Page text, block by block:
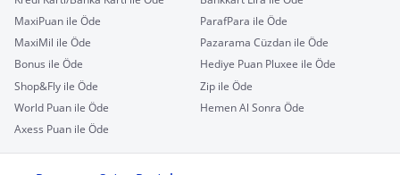
MaxiPuan ile Öde
ParafPara ile Öde
MaxiMil ile Öde
Pazarama Cüzdan ile Öde
Bonus ile Öde
Hediye Puan Pluxee ile Öde
Shop&Fly ile Öde
Zip ile Öde
World Puan ile Öde
Hemen Al Sonra Öde
Axess Puan ile Öde